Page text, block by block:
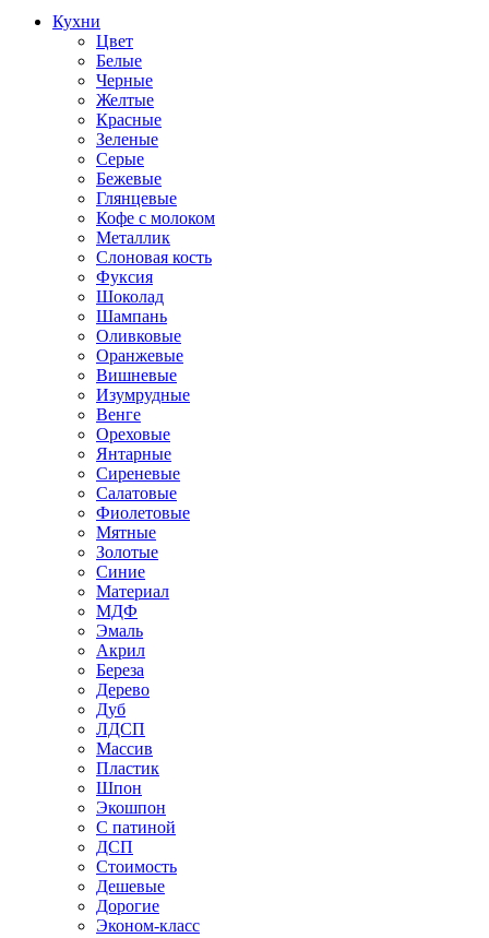
Кухни
Цвет
Белые
Черные
Желтые
Красные
Зеленые
Серые
Бежевые
Глянцевые
Кофе с молоком
Металлик
Слоновая кость
Фуксия
Шоколад
Шампань
Оливковые
Оранжевые
Вишневые
Изумрудные
Венге
Ореховые
Янтарные
Сиреневые
Салатовые
Фиолетовые
Мятные
Золотые
Синие
Материал
МДФ
Эмаль
Акрил
Береза
Дерево
Дуб
ЛДСП
Массив
Пластик
Шпон
Экошпон
С патиной
ДСП
Стоимость
Дешевые
Дорогие
Эконом-класс